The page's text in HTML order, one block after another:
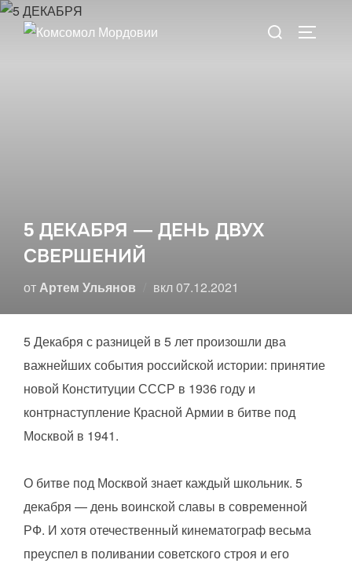
Перейти
Поиск
5 ДЕКАБРЯ — ДЕНЬ ДВУХ
СВЕРШЕНИЙ
отАртем Ульянов вкл Опубликовано
07.12.2021
5 Декабря с разницей в 5 лет произошли два
важнейших события российской истории: принятие
новой Конституции СССР в 1936 году и
контрнаступление Красной Армии в битве под
Москвой в 1941.
О битве под Москвой знает каждый школьник. 5
декабря — день воинской славы в современной
РФ. И хотя отечественный кинематограф весьма
преуспел в поливании советского строя и его